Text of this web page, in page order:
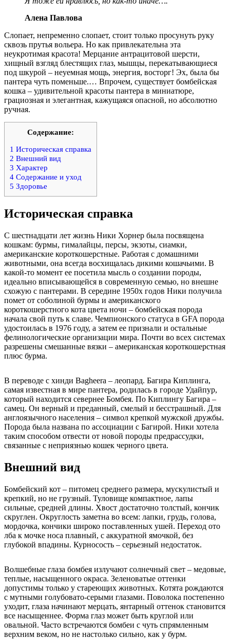
Алена Павлова
Слопает, непременно слопает, стоит только просунуть руку
сквозь прутья вольера. Но как привлекательна эта
неукротимая красота! Мерцание антрацитовой шерсти,
хищный взгляд блестящих глаз, мышцы, перекатывающиеся
под шкурой – неуемная мощь, энергия, восторг! Эх, была бы
пантера чуть поменьше.… Впрочем, существует бомбейская
кошка – удивительной красоты пантера в миниатюре,
грациозная и элегантная, кажущаяся опасной, но абсолютно
ручная.
Содержание:
1 Историческая справка
2 Внешний вид
3 Характер
4 Содержание и уход
5 Здоровье
Историческая справка
С шестнадцати лет жизнь Ники Хорнер была посвящена
кошкам: бурмы, гималайцы, персы, экзоты, сиамки,
американские короткошерстные. Работая с домашними
животными, она всегда восхищалась дикими кошачьими. В
какой-то момент ее посетила мысль о создании породы,
идеально вписывающейся в современную семью, но внешне
схожую с пантерами. В середине 1950х годов Ники получила
помет от соболиной бурмы и американского
короткошерстного кота цвета ночи – бомбейская порода
начала свой путь к славе. Чемпионского статуса в GFA порода
удостоилась в 1976 году, а затем ее признали и остальные
фелинологические организации мира. Почти во всех системах
разрешены смешанные вязки – американская короткошерстная
плюс бурма.
В переводе с хинди Bagheera – леопард. Багира Киплинга,
самая известная в мире пантера, родилась в городе Удайпур,
который находится севернее Бомбея. По Киплингу Багира –
самец. Он верный и преданный, смелый и бесстрашный. Для
англоязычного населения – символ крепкой мужской дружбы.
Порода была названа по ассоциации с Багирой. Ники хотела
таким способом отвести от новой породы предрассудки,
связанные с неприязнью кошек черного цвета.
Внешний вид
Бомбейский кот – питомец среднего размера, мускулистый и
крепкий, но не грузный. Туловище компактное, лапы
сильные, средней длины. Хвост достаточно толстый, кончик
скруглен. Округлость заметна во всем: лапки, грудь, голова,
мордочка, кончики широко поставленных ушей. Переход ото
лба к мочке носа плавный, с аккуратной ямочкой, без
глубокой впадины. Курносость – серьезный недостаток.
Волшебные глаза бомбея излучают солнечный свет – медовые,
теплые, насыщенного окраса. Зеленоватые оттенки
допустимы только у стареющих животных. Котята рождаются
с мутными голубовато-серыми глазами. Поволока постепенно
уходит, глаза начинают мерцать, янтарный оттенок становится
все насыщеннее. Форма глаз может быть круглой или
овальной. Часто встречаются бомбеи с чуть спрямленным
верхним веком, но не настолько сильно, как у бурм.